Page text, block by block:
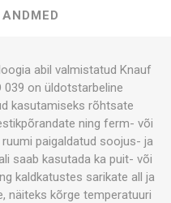
abil valmistatud Knauf
039 on üldotstarbeline
kasutamiseks rõhtsate
ning ferm- või
paigaldatud soojus- ja
saab kasutada ka puit- või
kaldkatustes sarikate all ja
näiteks kõrge temperatuuri